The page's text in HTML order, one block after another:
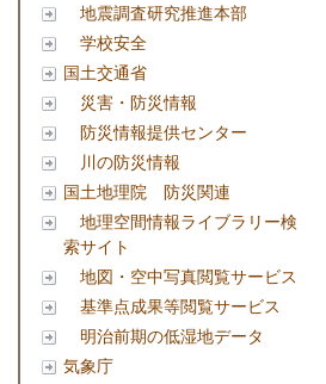
地震調査研究推進本部
学校安全
国土交通省
災害・防災情報
防災情報提供センター
川の防災情報
国土地理院 防災関連
地理空間情報ライブラリー検
索サイト
地図・空中写真閲覧サービス
基準点成果等閲覧サービス
明治前期の低湿地データ
気象庁